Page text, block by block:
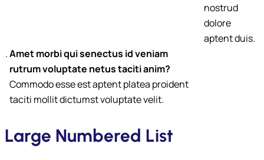
nostrud
dolore
aptent duis.
Amet morbi qui senectus id veniam
rutrum voluptate netus taciti anim?
Commodo esse est aptent platea proident
taciti mollit dictumst voluptate velit.
Large Numbered List